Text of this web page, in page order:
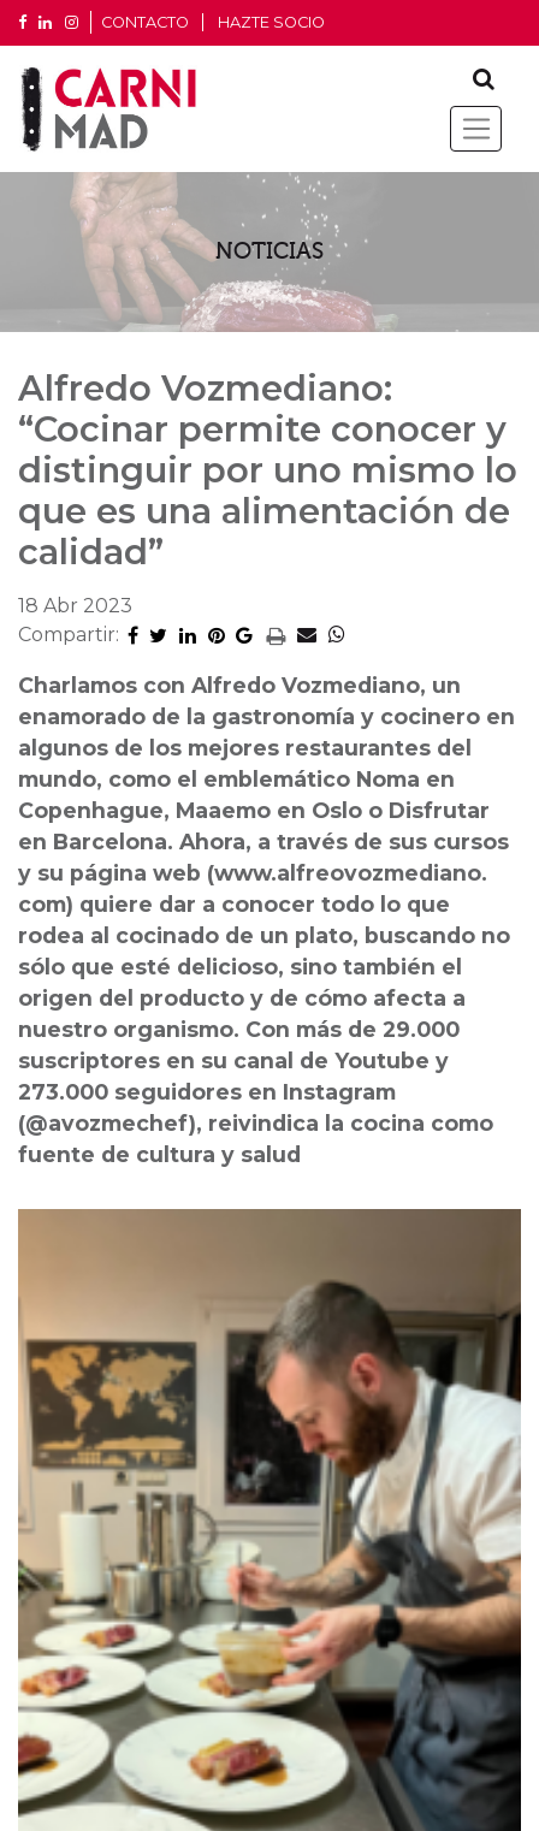
CONTACTO HAZTE SOCIO
NOTICIAS
Alfredo Vozmediano:
“Cocinar permite conocer y
distinguir por uno mismo lo
que es una alimentación de
calidad”
18 Abr 2023
Compartir:
Charlamos con Alfredo Vozmediano, un
enamorado de la gastronomía y cocinero en
algunos de los mejores restaurantes del
mundo, como el emblemático Noma en
Copenhague, Maaemo en Oslo o Disfrutar
en Barcelona. Ahora, a través de sus cursos
y su página web (www.alfreovozmediano.
com) quiere dar a conocer todo lo que
rodea al cocinado de un plato, buscando no
sólo que esté delicioso, sino también el
origen del producto y de cómo afecta a
nuestro organismo. Con más de 29.000
suscriptores en su canal de Youtube y
273.000 seguidores en Instagram
(@avozmechef), reivindica la cocina como
fuente de cultura y salud